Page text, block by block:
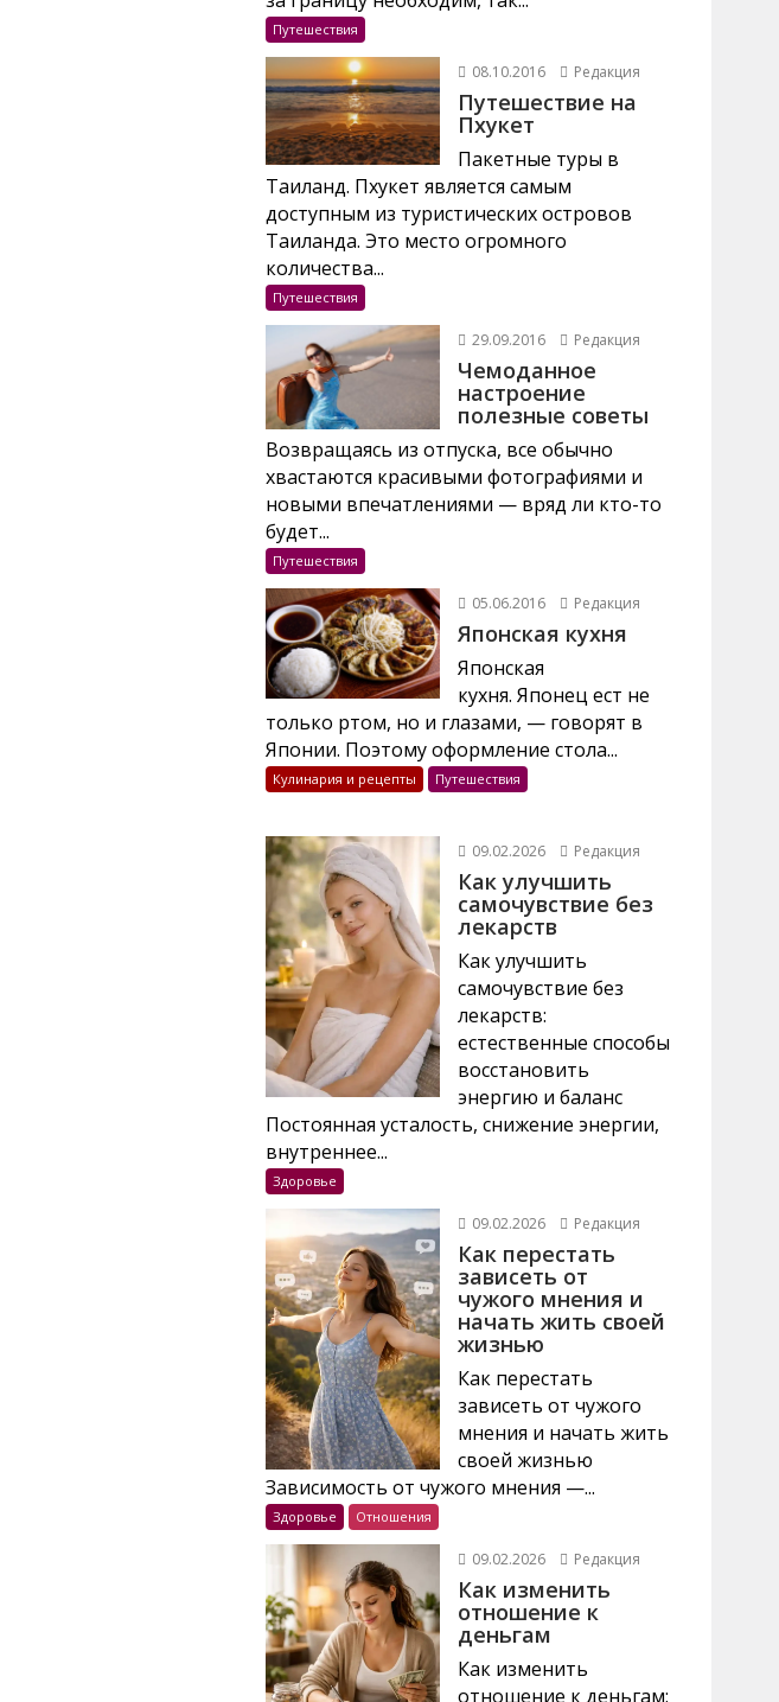
Путешествия
08.10.2016 Редакция
Путешествие на
Пхукет
Пакетные туры в
Таиланд. Пхукет является самым
доступным из туристических островов
Таиланда. Это место огромного
количества...
Путешествия
29.09.2016 Редакция
Чемоданное
настроение
полезные советы
Возвращаясь из отпуска, все обычно
хвастаются красивыми фотографиями и
новыми впечатлениями — вряд ли кто-то
будет...
Путешествия
05.06.2016 Редакция
Японская кухня
Японская
кухня. Японец ест не
только ртом, но и глазами, — говорят в
Японии. Поэтому оформление стола...
Кулинария и рецепты Путешествия
09.02.2026 Редакция
Как улучшить
самочувствие без
лекарств
Как улучшить
самочувствие без
лекарств:
естественные способы
восстановить
энергию и баланс
Постоянная усталость, снижение энергии,
внутреннее...
Здоровье
09.02.2026 Редакция
Как перестать
зависеть от
чужого мнения и
начать жить своей
жизнью
Как перестать
зависеть от чужого
мнения и начать жить
своей жизнью
Зависимость от чужого мнения —...
Здоровье Отношения
09.02.2026 Редакция
Как изменить
отношение к
деньгам
Как изменить
отношение к деньгам: